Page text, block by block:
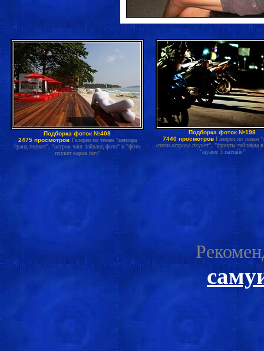
Подборка фоток №408
2475 просмотров Галереи по темам "центара
гранд пхукет", "остров чанг тайланд фото" и "фото
пхукет карон бич"
Подборка фоток №198
7440 просмотров Галереи по темам
отели острова пхукет", "фрукты тайланда
"aiyaree 3 паттайя"